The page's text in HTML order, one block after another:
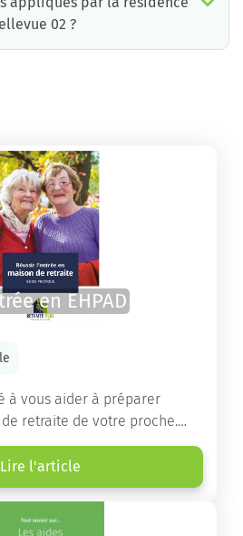
02 ?
en EHPAD
à vous aider à préparer
retraite de votre proche.
panorama des différents types
que des conseils pratiques
familles et à leur faciliter
Lire l'article